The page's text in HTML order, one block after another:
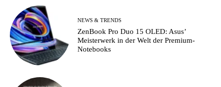
NEWS & TRENDS
ZenBook Pro Duo 15 OLED: Asus’
Meisterwerk in der Welt der Premium-
Notebooks